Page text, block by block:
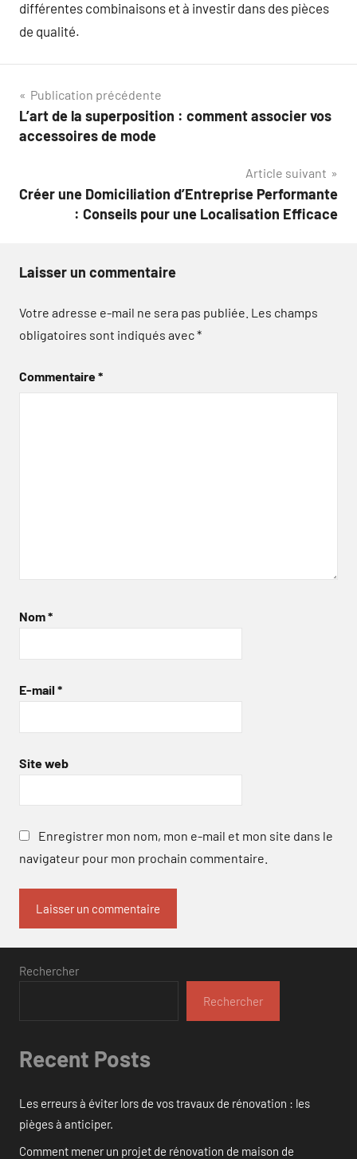
différentes combinaisons et à investir dans des pièces
de qualité.
Navigation
de
Publication précédente
L’art de la superposition : comment associer vos
accessoires de mode
Article suivant
Créer une Domiciliation d’Entreprise Performante
: Conseils pour une Localisation Efficace
Laisser un commentaire
Votre adresse e-mail ne sera pas publiée. Les champs
obligatoires sont indiqués avec*
Commentaire*
Nom*
E-mail *
Site web
Enregistrer mon nom, mon e-mail et mon site dans le
navigateur pour mon prochain commentaire.
Rechercher
Rechercher
Recent Posts
Les erreurs à éviter lors de vos travaux de rénovation : les
pièges à anticiper.
Comment mener un projet de rénovation de maison de